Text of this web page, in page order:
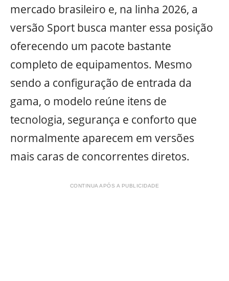
mercado brasileiro e, na linha 2026, a
versão Sport busca manter essa posição
oferecendo um pacote bastante
completo de equipamentos. Mesmo
sendo a configuração de entrada da
gama, o modelo reúne itens de
tecnologia, segurança e conforto que
normalmente aparecem em versões
mais caras de concorrentes diretos.
CONTINUA APÓS A PUBLICIDADE